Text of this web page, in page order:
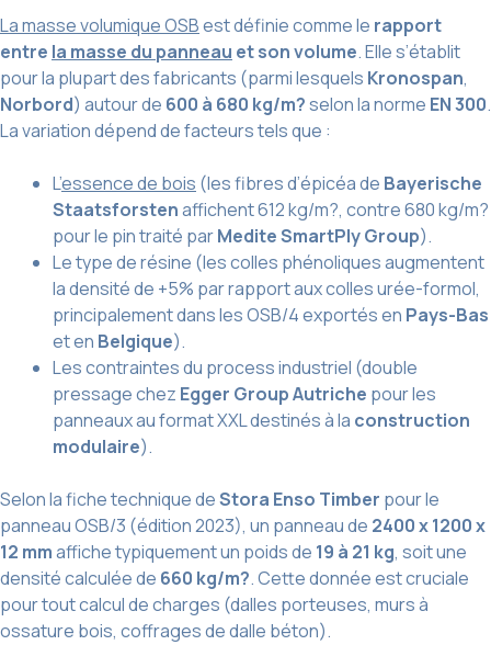
La masse volumique OSBest définie comme le rapport
entre la masse du panneau et son volume. Elle s’établit
pour la plupart des fabricants (parmi lesquels Kronospan,
Norbord) autour de 600 à 680 kg/m?selon la norme EN 300.
La variation dépend de facteurs tels que :
L’essence de bois (les fibres d’épicéa de Bayerische
Staatsforstenaffichent 612 kg/m?, contre 680 kg/m?
pour le pin traité parMedite SmartPly Group).
Le type de résine (les colles phénoliques augmentent
la densité de +5% par rapport aux colles urée-formol,
principalement dans les OSB/4 exportés en Pays-Bas
et en Belgique).
Les contraintes du process industriel (double
pressage chez Egger Group Autriche pour les
panneaux au format XXL destinés à la construction
modulaire).
Selon la fiche technique deStora Enso Timber pour le
panneau OSB/3 (édition 2023), un panneau de 2400 x 1200 x
12 mmaffiche typiquement un poids de 19 à 21 kg, soit une
densité calculée de 660 kg/m?. Cette donnée est cruciale
pour tout calcul de charges (dalles porteuses, murs à
ossature bois, coffrages de dalle béton).